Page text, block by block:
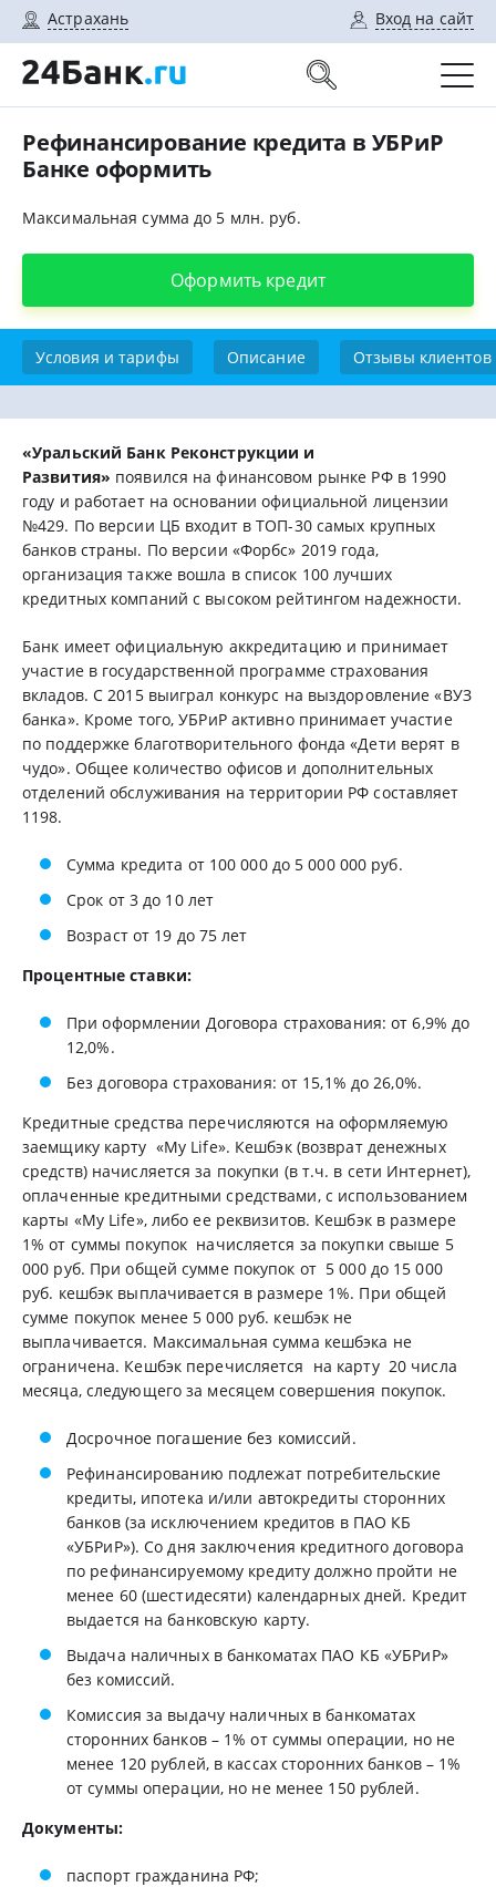
Астрахань Вход на сайт
Рефинансирование кредита в УБРиР
Банке оформить
Максимальная сумма до 5 млн. руб.
Оформить кредит
Условия и тарифы Описание Отзывы клиентов
«Уральский Банк Реконструкции и
Развития» появился на финансовом рынке РФ в 1990
году и работает на основании официальной лицензии
№429. По версии ЦБ входит в ТОП-30 самых крупных
банков страны. По версии «Форбс» 2019 года,
организация также вошла в список 100 лучших
кредитных компаний с высоком рейтингом надежности.
Банк имеет официальную аккредитацию и принимает
участие в государственной программе страхования
вкладов. С 2015 выиграл конкурс на выздоровление «ВУЗ
банка». Кроме того, УБРиР активно принимает участие
по поддержке благотворительного фонда «Дети верят в
чудо». Общее количество офисов и дополнительных
отделений обслуживания на территории РФ составляет
1198.
Сумма кредита от 100 000 до 5 000 000 руб.
Срок от 3 до 10 лет
Возраст от 19 до 75 лет
Процентные ставки:
При оформлении Договора страхования: от 6,9% до
12,0%.
Без договора страхования: от 15,1% до 26,0%.
Кредитные средства перечисляются на оформляемую
заемщику карту «My Life». Кешбэк (возврат денежных
средств) начисляется за покупки (в т.ч. в сети Интернет),
оплаченные кредитными средствами, с использованием
карты «My Life», либо ее реквизитов. Кешбэк в размере
1% от суммы покупок начисляется за покупки свыше 5
000 руб. При общей сумме покупок от 5 000 до 15 000
руб. кешбэк выплачивается в размере 1%. При общей
сумме покупок менее 5 000 руб. кешбэк не
выплачивается. Максимальная сумма кешбэка не
ограничена. Кешбэк перечисляется на карту 20 числа
месяца, следующего за месяцем совершения покупок.
Досрочное погашение без комиссий.
Рефинансированию подлежат потребительские
кредиты, ипотека и/или автокредиты сторонних
банков (за исключением кредитов в ПАО КБ
«УБРиР»). Со дня заключения кредитного договора
по рефинансируемому кредиту должно пройти не
менее 60 (шестидесяти) календарных дней. Кредит
выдается на банковскую карту.
Выдача наличных в банкоматах ПАО КБ «УБРиР»
без комиссий.
Комиссия за выдачу наличных в банкоматах
сторонних банков – 1% от суммы операции, но не
менее 120 рублей, в кассах сторонних банков – 1%
от суммы операции, но не менее 150 рублей.
Документы:
паспорт гражданина РФ;